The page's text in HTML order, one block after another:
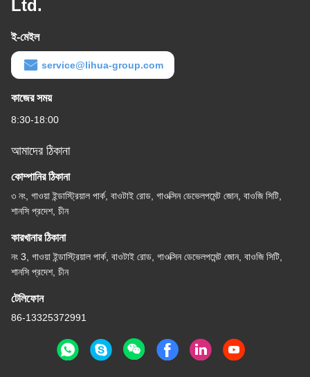
Ltd.
ই-মেইল
service@lihua-group.com
কাজের সময়
8:30-18:00
আমাদের ঠিকানা
কোম্পানির ঠিকানা
৩ নং, গাওয়া ইন্ডাস্ট্রিয়াল পার্ক, বাওটাই রোড, গাওক্সিন ডেভেলপমেন্ট জোন, বাওজি সিটি,
শানসি প্রদেশ, চীন
কারখানার ঠিকানা
নং 3, গাওয়া ইন্ডাস্ট্রিয়াল পার্ক, বাওটাই রোড, গাওক্সিন ডেভেলপমেন্ট জোন, বাওজি সিটি,
শানসি প্রদেশ, চীন
টেলিফোন
86-13325372991